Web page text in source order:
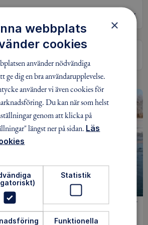
70 kr
- drop-in mellan kl 18 och 20
×
webbplats
cookies
använder nödvändiga
ge dig en bra användarupplevelse.
använder vi även cookies för
Du kan när som helst
genom att klicka på
längst ner på sidan. Läs
Statistik
Funktionella